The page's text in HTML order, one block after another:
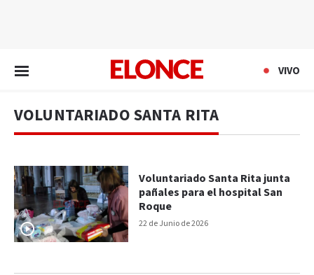
VIVO
VOLUNTARIADO SANTA RITA
22 de Junio de 2026
Voluntariado Santa Rita junta
pañales para el hospital San
Roque